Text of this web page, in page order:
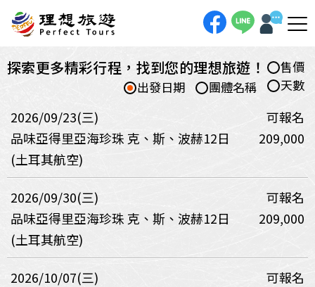
探索更多精彩行程，找到您的理想旅遊！
售價
天數
團體名稱
出發日期
2026/09/23(三)
可報名
品味亞得里亞海珍珠 克、斯、波赫12日
(土耳其航空)
209,000
2026/09/30(三)
可報名
品味亞得里亞海珍珠 克、斯、波赫12日
(土耳其航空)
209,000
2026/10/07(三)
可報名